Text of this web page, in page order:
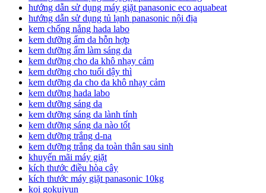
hướng dẫn sử dụng máy giặt panasonic eco aquabeat
hướng dẫn sử dụng tủ lạnh panasonic nội địa
kem chống nắng hada labo
kem dưỡng ẩm da hỗn hợp
kem dưỡng ẩm làm sáng da
kem dưỡng cho da khô nhạy cảm
kem dưỡng cho tuổi dậy thì
kem dưỡng da cho da khô nhạy cảm
kem dưỡng hada labo
kem dưỡng sáng da
kem dưỡng sáng da lành tính
kem dưỡng sáng da nào tốt
kem dưỡng trắng d-na
kem dưỡng trắng da toàn thân sau sinh
khuyến mãi máy giặt
kích thước điều hòa cây
kích thước máy giặt panasonic 10kg
koi gokujyun